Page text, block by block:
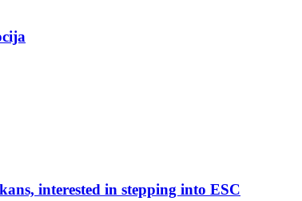
interested in stepping into ESC